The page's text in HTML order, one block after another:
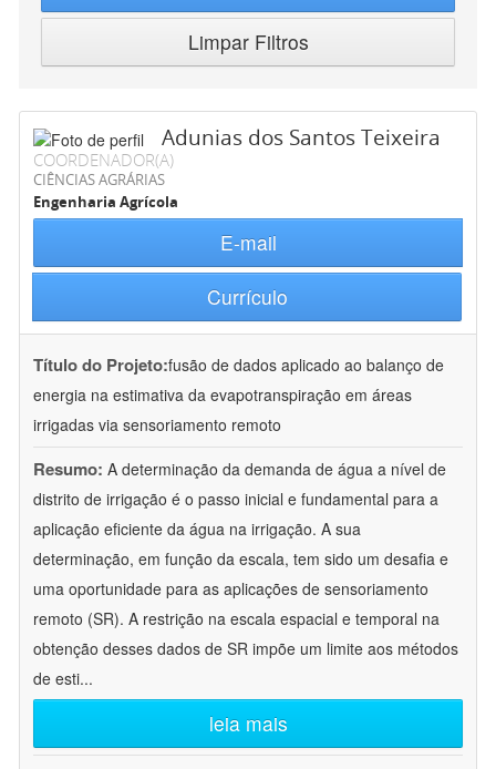
Limpar Filtros
Adunias dos Santos Teixeira
COORDENADOR(A)
CIÊNCIAS AGRÁRIAS
Engenharia Agrícola
E-mail
Currículo
Título do Projeto:fusão de dados aplicado ao balanço de
energia na estimativa da evapotranspiração em áreas
irrigadas via sensoriamento remoto
Resumo: A determinação da demanda de água a nível de
distrito de irrigação é o passo inicial e fundamental para a
aplicação eficiente da água na irrigação. A sua
determinação, em função da escala, tem sido um desafia e
uma oportunidade para as aplicações de sensoriamento
remoto (SR). A restrição na escala espacial e temporal na
obtenção desses dados de SR impõe um limite aos métodos
de esti...
leia mais